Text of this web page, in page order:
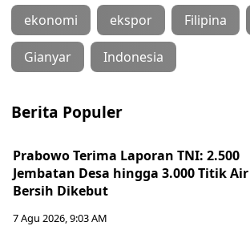
ekonomi ekspor Filipina
Gianyar Indonesia
Berita Populer
Prabowo Terima Laporan TNI: 2.500
Jembatan Desa hingga 3.000 Titik Air
Bersih Dikebut
7 Agu 2026, 9:03 AM